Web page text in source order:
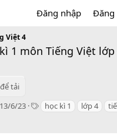
Đăng nhập Đăng
Việt 4
1 môn Tiếng Việt lớp
tải
C13/6/23
T học kì 1 lớp 4